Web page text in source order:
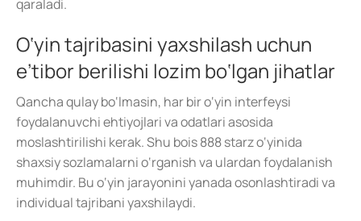
qaraladi.
O‘yin tajribasini yaxshilash uchun
e’tibor berilishi lozim bo‘lgan jihatlar
Qancha qulay bo‘lmasin, har bir o‘yin interfeysi
foydalanuvchi ehtiyojlari va odatlari asosida
moslashtirilishi kerak. Shu bois 888 starz o‘yinida
shaxsiy sozlamalarni o‘rganish va ulardan foydalanish
muhimdir. Bu o‘yin jarayonini yanada osonlashtiradi va
individual tajribani yaxshilaydi.